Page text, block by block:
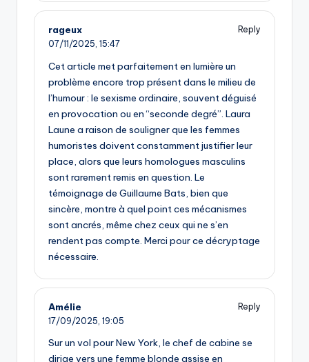
rageux
Reply
07/11/2025, 15:47
Cet article met parfaitement en lumière un
problème encore trop présent dans le milieu de
l’humour : le sexisme ordinaire, souvent déguisé
en provocation ou en “seconde degré”. Laura
Laune a raison de souligner que les femmes
humoristes doivent constamment justifier leur
place, alors que leurs homologues masculins
sont rarement remis en question. Le
témoignage de Guillaume Bats, bien que
sincère, montre à quel point ces mécanismes
sont ancrés, même chez ceux qui ne s’en
rendent pas compte. Merci pour ce décryptage
nécessaire.
Amélie
Reply
17/09/2025, 19:05
Sur un vol pour New York, le chef de cabine se
dirige vers une femme blonde assise en